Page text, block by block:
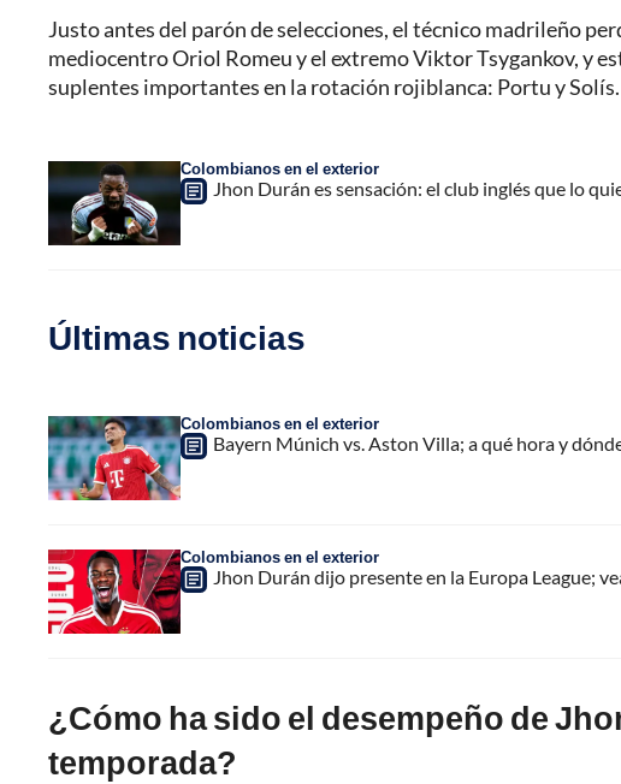
Justo antes del parón de selecciones, el técnico madrileño
mediocentro Oriol Romeu y el extremo Viktor Tsygankov, y
suplentes importantes en la rotación rojiblanca: Portu y Solís.
Colombianos en el exterior
Jhon Durán es sensación: el club inglés que lo
Últimas noticias
Colombianos en el exterior
Bayern Múnich vs. Aston Villa; a qué hora y
Colombianos en el exterior
Jhon Durán dijo presente en la Europa League;
¿Cómo ha sido el desempeño de
temporada?